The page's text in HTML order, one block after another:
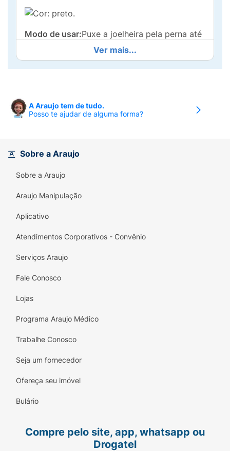
Cor: preto.
Modo de usar:Puxe a joelheira pela perna até
a altura do joelho, de modo que fique
confortável. As costuras horizontais devem
estar posicionadas na parte posterior do
Ver mais...
A Araujo tem de tudo.
Posso te ajudar de alguma forma?
Sobre a Araujo
Sobre a Araujo
Araujo Manipulação
Aplicativo
Atendimentos Corporativos - Convênio
Serviços Araujo
Fale Conosco
Lojas
Programa Araujo Médico
Trabalhe Conosco
Seja um fornecedor
Ofereça seu imóvel
Bulário
Compre pelo site, app, whatsapp ou
Drogatel